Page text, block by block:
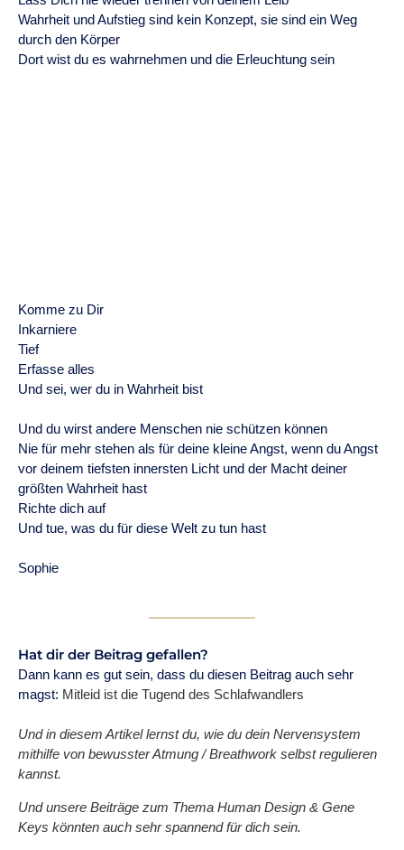
Wahrheit und Aufstieg sind kein Konzept, sie sind ein Weg
durch den Körper
Dort wist du es wahrnehmen und die Erleuchtung sein
Komme zu Dir
Inkarniere
Tief
Erfasse alles
Und sei, wer du in Wahrheit bist
Und du wirst andere Menschen nie schützen können
Nie für mehr stehen als für deine kleine Angst, wenn du Angst
vor deinem tiefsten innersten Licht und der Macht deiner
größten Wahrheit hast
Richte dich auf
Und tue, was du für diese Welt zu tun hast
Sophie
Hat dir der Beitrag gefallen?
Dann kann es gut sein, dass du diesen Beitrag auch sehr
magst: Mitleid ist die Tugend des Schlafwandlers
Und in diesem Artikel lernst du, wie du dein Nervensystem
mithilfe von bewusster Atmung / Breathwork selbst regulieren
kannst.
Und unsere Beiträge zum Thema Human Design & Gene
Keys könnten auch sehr spannend für dich sein.